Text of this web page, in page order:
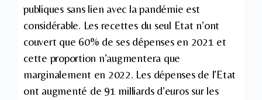
publiques sans lien avec la pandémie est
considérable. Les recettes du seul Etat n’ont
couvert que 60% de ses dépenses en 2021 et
cette proportion n’augmentera que
marginalement en 2022. Les dépenses de l’Etat
ont augmenté de 91 milliards d’euros sur les